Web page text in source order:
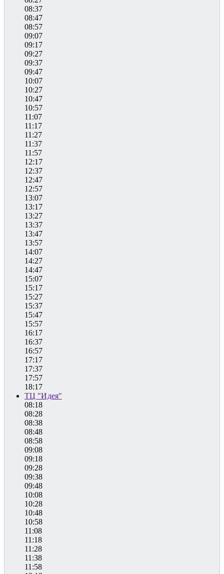
08:37
08:47
08:57
09:07
09:17
09:27
09:37
09:47
10:07
10:27
10:47
10:57
11:07
11:17
11:27
11:37
11:57
12:17
12:37
12:47
12:57
13:07
13:17
13:27
13:37
13:47
13:57
14:07
14:27
14:47
15:07
15:17
15:27
15:37
15:47
15:57
16:17
16:37
16:57
17:17
17:37
17:57
18:17
ТЦ "Идея"
08:18
08:28
08:38
08:48
08:58
09:08
09:18
09:28
09:38
09:48
10:08
10:28
10:48
10:58
11:08
11:18
11:28
11:38
11:58